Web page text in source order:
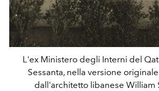
L'ex Ministero degli Interni del
Sessanta, nella versione
dall'architetto libanese William